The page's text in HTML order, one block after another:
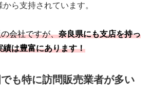
ら支持されています。
会社ですが、奈良県にも支店を持っ
績は豊富にあります！
も特に訪問販売業者が多い